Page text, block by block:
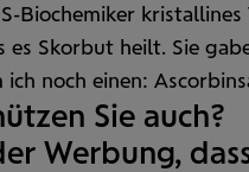
Biochemiker
es Skorbut heilt. Sie
noch einen:
Sie auch?
Werbung,